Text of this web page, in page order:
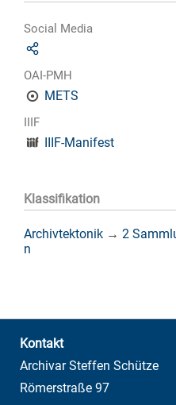
Social Media
OAI-PMH
METS
IIIF
IIIF-Manifest
Klassifikation
Archivtektonik → 2
n
Kontakt
Archivar Steffen Schütze
Römerstraße 97